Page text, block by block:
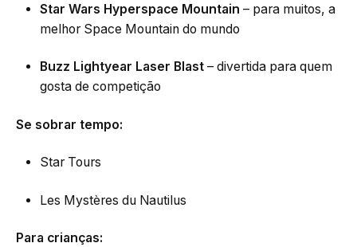
Star Wars Hyperspace Mountain – para muitos, a
melhor Space Mountain do mundo
Buzz Lightyear Laser Blast – divertida para quem
gosta de competição
Se sobrar tempo:
Star Tours
Les Mystères du Nautilus
Para crianças: